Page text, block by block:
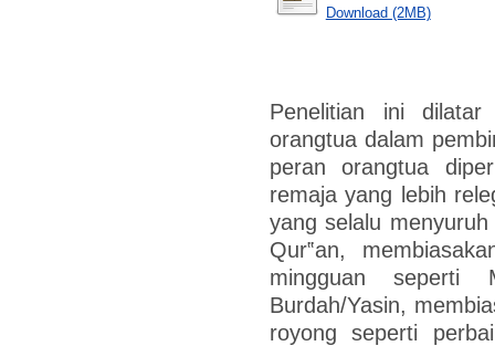
Download (2MB)
Penelitian ini
orangtua dalam
peran orangtua
remaja yang lebih
yang selalu
Qur‟an,
mingguan seperti
Burdah/Yasin,
royong seperti